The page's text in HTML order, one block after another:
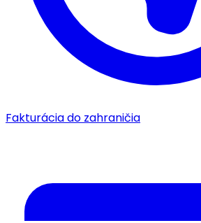
Fakturácia do zahraničia